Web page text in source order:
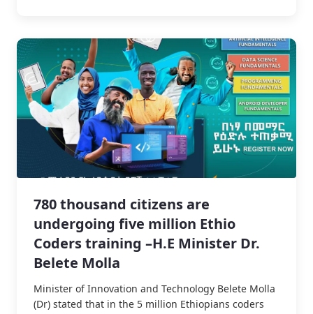
780 thousand citizens are
undergoing five million Ethio
Coders training –H.E Minister Dr.
Belete Molla
Minister of Innovation and Technology Belete Molla
(Dr) stated that in the 5 million Ethiopians coders